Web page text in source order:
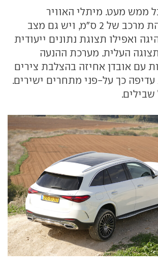
ממש מעט. מיתלי האוויר
מאפשרים הגבהת מרכב של 2 ס"מ, ויש גם מצב
ואפילו תצוגת נתונים ייעודית
העלית. מערכת ההנעה
עם אובדן אחיזה בהצלבת צירים
עדיפה כך על-פני מתחרים ישירים.